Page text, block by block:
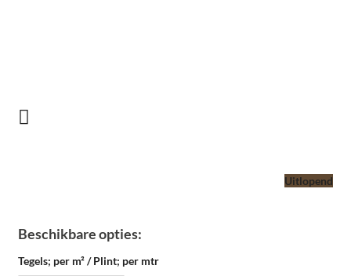
Uitlopend
Beschikbare opties:
Tegels; per m² / Plint; per mtr